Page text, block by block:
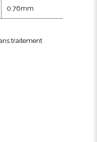
0.76mm
traitement